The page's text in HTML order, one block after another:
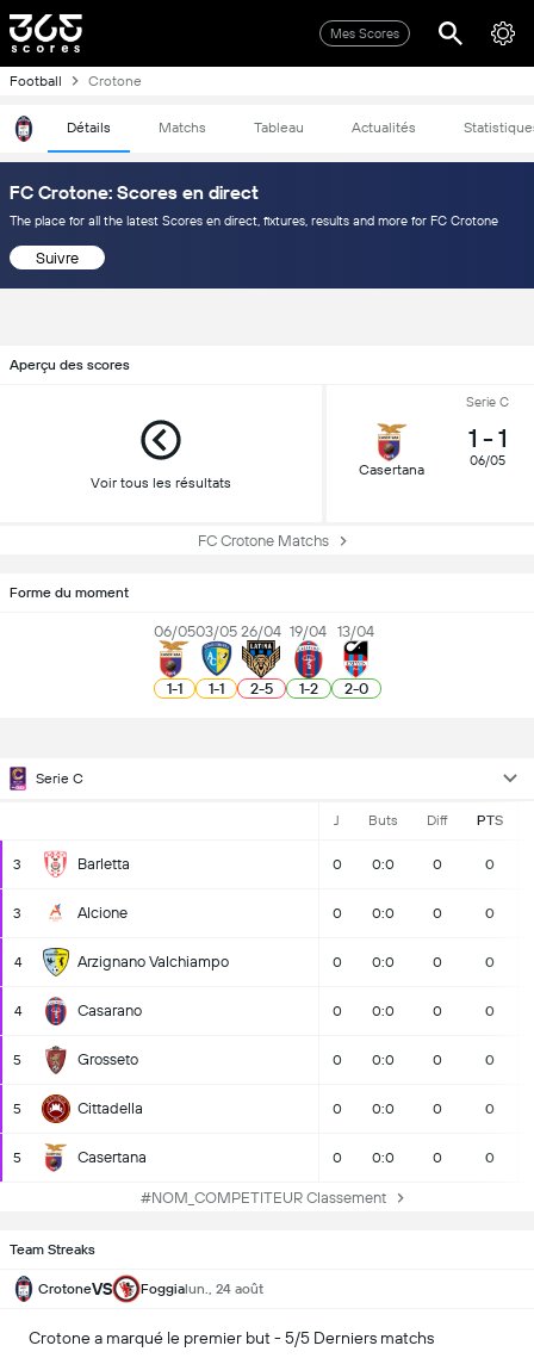
Mes Scores
Football Crotone
Détails Matchs Tableau Actualités
FC Crotone: Scores en direct
The place for all the latest Scores en direct, fixtures, results and more for FC Crotone
Suivre
Aperçu des scores
Voir tous les résultats
Serie C
Casertana
1 - 1
06/05
FC Crotone Matchs
Forme du moment
06/05
1-1
03/05
1-1
26/04
2-5
19/04
1-2
13/04
2-0
Serie C
J Buts Diff PTS
3 Barletta 0 0:0 0 0
3 Alcione 0 0:0 0 0
4 Arzignano Valchiampo 0 0:0 0 0
4 Casarano 0 0:0 0 0
5 Grosseto 0 0:0 0 0
5 Cittadella 0 0:0 0 0
5 Casertana 0 0:0 0 0
#NOM_COMPETITEUR Classement
Team Streaks
CrotoneVS Foggialun., 24 août
Crotone a marqué le premier but - 5/5 Derniers matchs